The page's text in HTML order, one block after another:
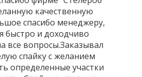
качественную
спасибо менеджеру,
быстро и доходчиво
все вопросы.Заказывал
спайку с желанием
определенные участки